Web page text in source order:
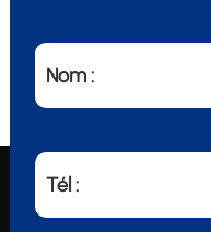
Nom :
Tél :